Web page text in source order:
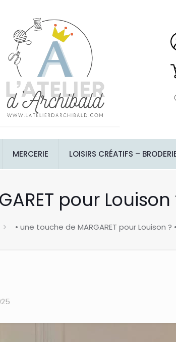
MERCERIE LOISIRS CRÉATIFS –
pour
• une touche de MARGARET pour Louison ?